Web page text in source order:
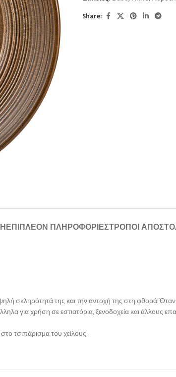
Share:
ΕΠΙΠΛΈΟΝ ΠΛΗΡΟΦΟΡΊΕΣΤΡΌΠΟΙ
σκληρότητά της και την αντοχή της στη φθορά.
για χρήση σε εστιατόρια, ξενοδοχεία και άλλους
τσιπάρισμα του χείλους.